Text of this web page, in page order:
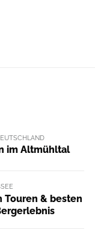
im Altmühltal
Touren & besten